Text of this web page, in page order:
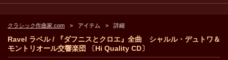
クラシック作曲家.com アイテム 詳細
Ravel ラベル / 『ダフニスとクロエ』全曲 シャルル・デュトワ＆
モントリオール交響楽団 〔Hi Quality CD〕